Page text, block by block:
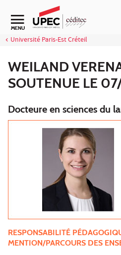
Aller au contenu
Navigation secondaire
MENU
Université Paris-Est Créteil
WEILAND
SOUTENUE LE
Docteure en sciences du
RESPONSABILITÉ
MENTION/PARCOURS DES